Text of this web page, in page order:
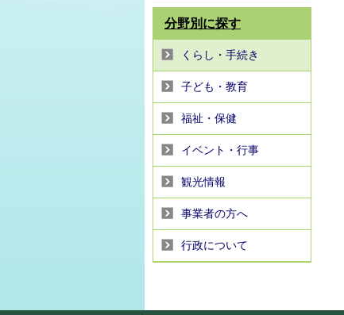
分野別に探す
くらし・手続き
子ども・教育
福祉・保健
イベント・行事
観光情報
事業者の方へ
行政について